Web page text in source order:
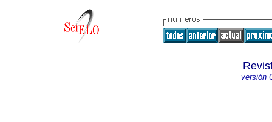
versión